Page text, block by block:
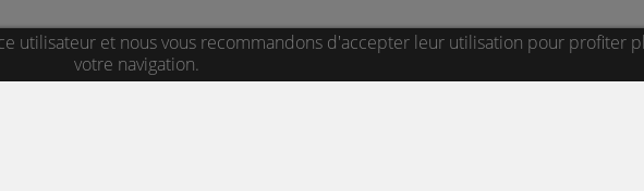
utilisateur et nous vous recommandons d'accepter leur utilisation pour profiter
votre navigation.